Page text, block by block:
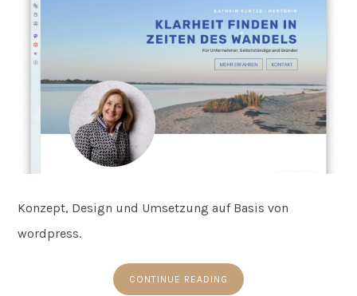
Konzept, Design und Umsetzung auf Basis von
wordpress.
CONTINUE READING